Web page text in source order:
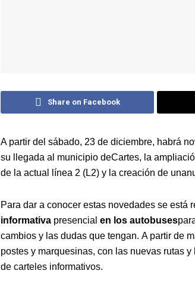
Share on Facebook
A partir del sábado, 23 de diciembre, habrá
su llegada al municipio deCartes, la
de la actual línea 2 (L2) y la creación de
Para dar a conocer estas novedades se está
informativa presencial en los autobuses
cambios y las dudas que tengan. A partir de
postes y marquesinas, con las nuevas rutas
de carteles informativos.